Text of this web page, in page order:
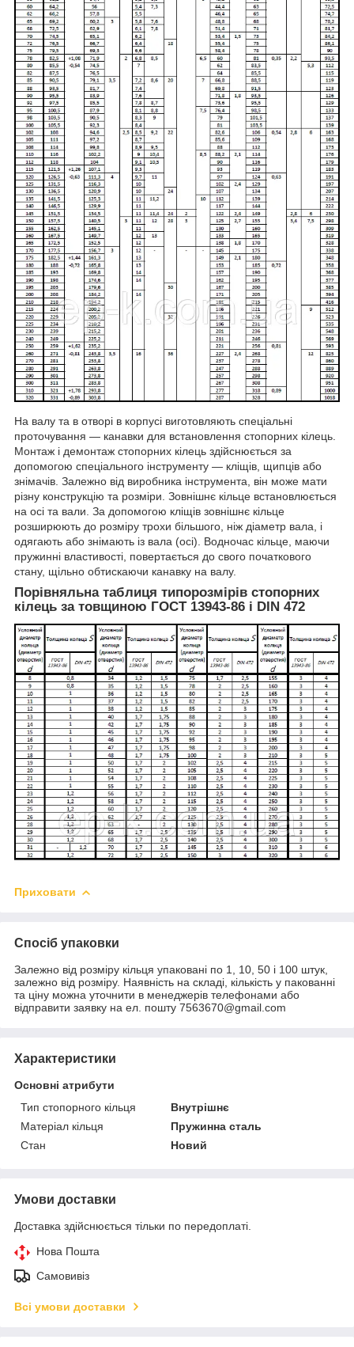
На валу та в отворі в корпусі виготовляють спеціальні
проточування — канавки для встановлення стопорних кілець.
Монтаж і демонтаж стопорних кілець здійснюється за
допомогою спеціального інструменту — кліщів, щипців або
знімачів. Залежно від виробника інструмента, він може мати
різну конструкцію та розміри. Зовнішнє кільце встановлюється
на осі та вали. За допомогою кліщів зовнішнє кільце
розширюють до розміру трохи більшого, ніж діаметр вала, і
одягають або знімають із вала (осі). Водночас кільце, маючи
пружинні властивості, повертається до свого початкового
стану, щільно обтискаючи канавку на валу.
Порівняльна таблиця типорозмірів стопорних
кілець за товщиною ГОСТ 13943-86 і DIN 472
Приховати
Спосіб упаковки
Залежно від розміру кільця упаковані по 1, 10, 50 і 100 штук,
залежно від розміру. Наявність на складі, кількість у пакованні
та ціну можна уточнити в менеджерів телефонами або
відправити заявку на ел. пошту 7563670@gmail.com
Характеристики
Основні атрибути
Тип стопорного кільця
Внутрішнє
Матеріал кільця
Пружинна сталь
Стан
Новий
Умови доставки
Доставка здійснюється тільки по передоплаті.
Нова Пошта
Самовивіз
Всі умови доставки